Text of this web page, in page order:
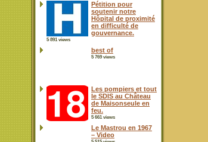
Pétition pour
soutenir notre
Hôpital de proximité
en difficulté de
gouvernance.
5 891 views
best of
5 769 views
Les pompiers et tout
le SDIS au Château
de Maisonseule en
feu.
5 661 views
Le Mastrou en 1967
– Video